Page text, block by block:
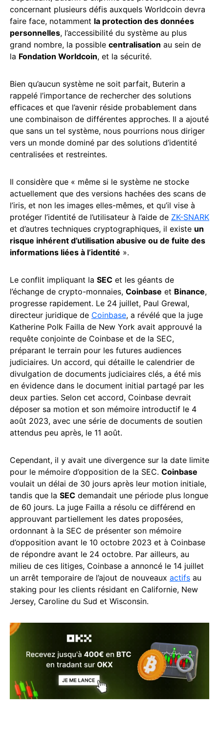
concernant plusieurs défis auxquels Worldcoin devra
faire face, notamment la protection des données
personnelles, l’accessibilité du système au plus
grand nombre, la possible centralisation au sein de
la Fondation Worldcoin, et la sécurité.
Bien qu’aucun système ne soit parfait, Buterin a
rappelé l’importance de rechercher des solutions
efficaces et que l’avenir réside probablement dans
une combinaison de différentes approches. Il a ajouté
que sans un tel système, nous pourrions nous diriger
vers un monde dominé par des solutions d’identité
centralisées et restreintes.
Il considère que « même si le système ne stocke
actuellement que des versions hachées des scans de
l’iris, et non les images elles-mêmes, et qu’il vise à
protéger l’identité de l’utilisateur à l’aide de ZK-SNARK
et d’autres techniques cryptographiques, il existe un
risque inhérent d’utilisation abusive ou de fuite des
informations liées à l’identité ».
Le conflit impliquant la SEC et les géants de
l’échange de crypto-monnaies, Coinbase et Binance,
progresse rapidement. Le 24 juillet, Paul Grewal,
directeur juridique de Coinbase, a révélé que la juge
Katherine Polk Failla de New York avait approuvé la
requête conjointe de Coinbase et de la SEC,
préparant le terrain pour les futures audiences
judiciaires. Un accord, qui détaille le calendrier de
divulgation de documents judiciaires clés, a été mis
en évidence dans le document initial partagé par les
deux parties. Selon cet accord, Coinbase devrait
déposer sa motion et son mémoire introductif le 4
août 2023, avec une série de documents de soutien
attendus peu après, le 11 août.
Cependant, il y avait une divergence sur la date limite
pour le mémoire d’opposition de la SEC. Coinbase
voulait un délai de 30 jours après leur motion initiale,
tandis que la SEC demandait une période plus longue
de 60 jours. La juge Failla a résolu ce différend en
approuvant partiellement les dates proposées,
ordonnant à la SEC de présenter son mémoire
d’opposition avant le 10 octobre 2023 et à Coinbase
de répondre avant le 24 octobre. Par ailleurs, au
milieu de ces litiges, Coinbase a annoncé le 14 juillet
un arrêt temporaire de l’ajout de nouveaux actifs au
staking pour les clients résidant en Californie, New
Jersey, Caroline du Sud et Wisconsin.